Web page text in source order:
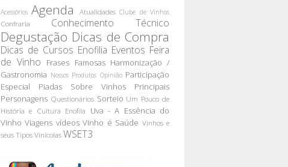
Acessórios Agenda Atualidades Clube de Vinhos
Confraria Conhecimento Técnico
Degustação Dicas de Compra
Dicas de Cursos Enofilia Eventos Feira
de Vinho
Frases Famosas Harmonização /
Gastronomia Nossos Produtos Opinião Participação
Especial
Piadas Sobre Vinhos
Principais
Personagens Questionários Sorteio Um Pouco de
História e Cultura Enofila
Uva - A Essência do
Vinho Viagens vídeos Vinho é Saúde Vinhos e
seus TiposVinícolasWSET3